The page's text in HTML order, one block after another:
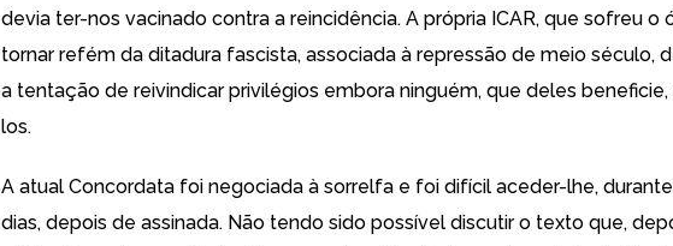
devia ter-nos vacinado contra a reincidência. A própria ICAR, que sofreu o
tornar refém da ditadura fascista, associada à repressão de meio século,
a tentação de reivindicar privilégios embora ninguém, que deles
los.
A atual Concordata foi negociada à sorrelfa e foi difícil aceder-lhe,
dias, depois de assinada. Não tendo sido possível discutir o texto que,